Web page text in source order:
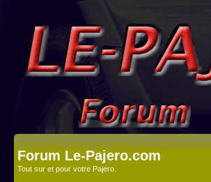
Forum Le-Pajero.com
Tout sur et pour votre Pajero.